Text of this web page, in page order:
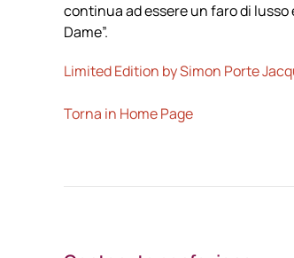
continua ad essere un faro di
Dame”.
Limited Edition by Simon Porte
Torna in Home Page